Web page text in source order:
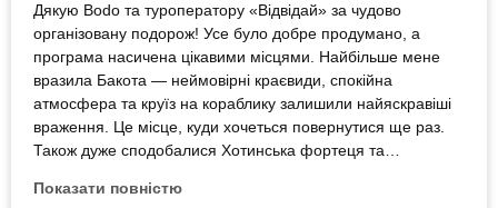
Дякую Bodo та туроператору «Відвідай» за чудово
організовану подорож! Усе було добре продумано, а
програма насичена цікавими місцями. Найбільше мене
вразила Бакота — неймовірні краєвиди, спокійна
атмосфера та круїз на кораблику залишили найяскравіші
враження. Це місце, куди хочеться повернутися ще раз.
Також дуже сподобалися Хотинська фортеця та
історією, а старе місто зачаровує архітектурою,
Показати повністю